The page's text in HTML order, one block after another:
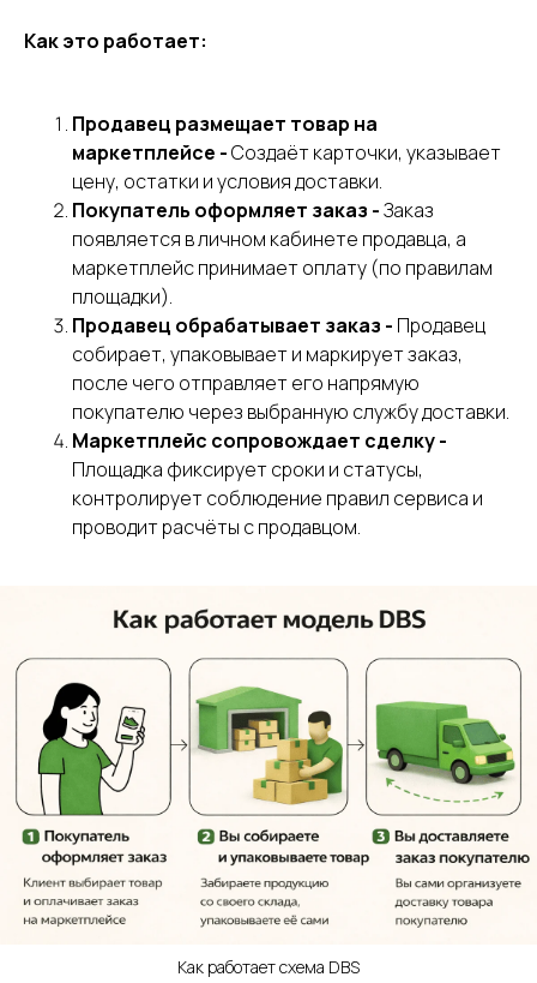
Как это работает:
Продавец размещает товар на
маркетплейсе -Создаёт карточки, указывает
цену, остатки и условия доставки.
Покупатель оформляет заказ -Заказ
появляется в личном кабинете продавца, а
маркетплейс принимает оплату (по правилам
площадки).
Продавец обрабатывает заказ - Продавец
собирает, упаковывает и маркирует заказ,
после чего отправляет его напрямую
покупателю через выбранную службу доставки.
Маркетплейс сопровождает сделку -
Площадка фиксирует сроки и статусы,
контролирует соблюдение правил сервиса и
проводит расчёты с продавцом.
Как работает схема DBS